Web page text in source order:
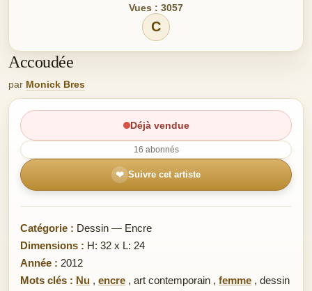
Vues : 3057
C
Accoudée
par Monick Bres
Déjà vendue
16 abonnés
❤ Suivre cet artiste
Catégorie : Dessin — Encre
Dimensions : H: 32 x L: 24
Année : 2012
Mots clés : Nu , encre , art contemporain , femme , dessin